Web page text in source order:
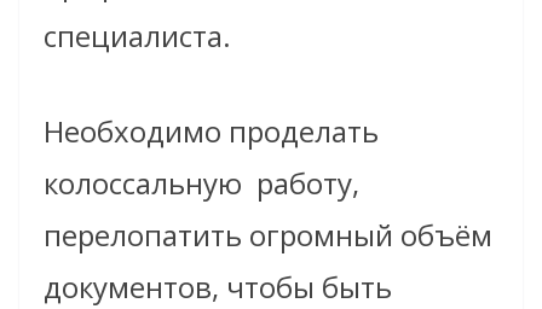
специалиста.
Необходимо проделать
колоссальную работу,
перелопатить огромный объём
документов, чтобы быть